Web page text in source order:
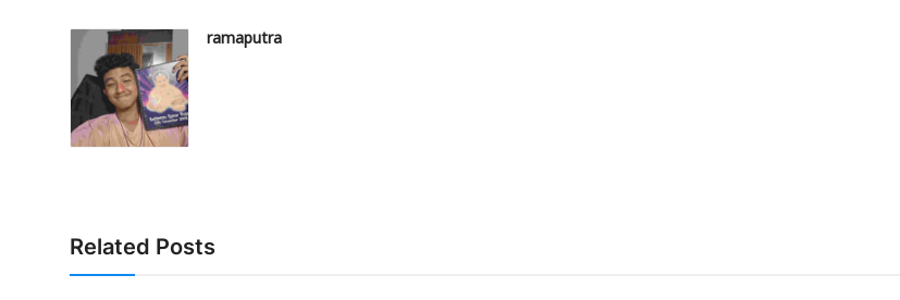
ramaputra
Related Posts